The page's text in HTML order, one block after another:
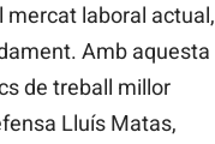
mercat laboral actual,
Amb aquesta
de treball millor
Lluís Matas,